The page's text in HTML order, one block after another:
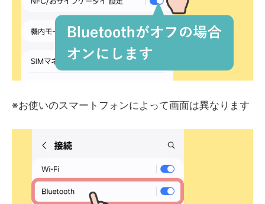
※お使いのスマートフォンによって画面は異なります